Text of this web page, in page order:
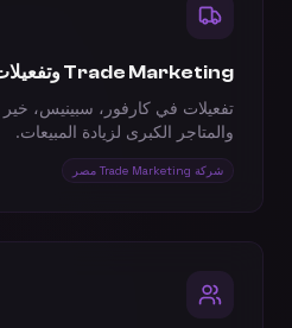
Trade Marketing وتفعيلات نقاط البيع
تفعيلات في كارفور، سبينيس،
والمتاجر الكبرى لزيادة المبيعات.
شركة Trade Marketing مصر